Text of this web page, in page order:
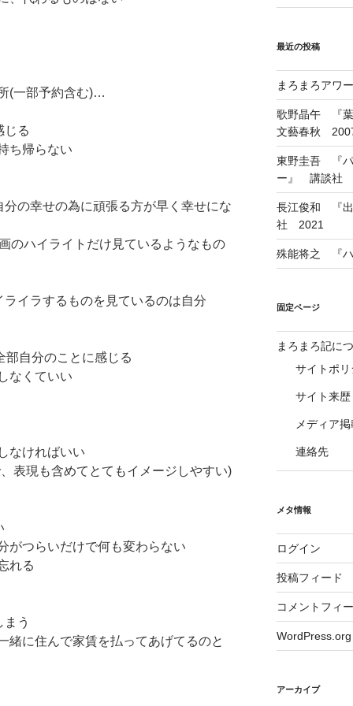
(一部予約含む)…
じる
ち帰らない
の幸せの為に頑張る方が早く幸せにな
のハイライトだけ見ているようなもの
イラするものを見ているのは自分
自分のことに感じる
なくていい
なければいい
表現も含めてとてもイメージしやすい)
つらいだけで何も変わらない
れる
う
に住んで家賃を払ってあげてるのと
最近の投稿
まろまろアワ
歌野晶午 『
文藝春秋
東野圭吾 『パ
ー』 講談社
長江俊和 『
社 2021
殊能将之 『
固定ページ
まろまろ記に
サイトポリ
サイト来歴
メディア
連絡先
メタ情報
ログイン
投稿フィード
コメントフィ
WordPress.org
アーカイブ